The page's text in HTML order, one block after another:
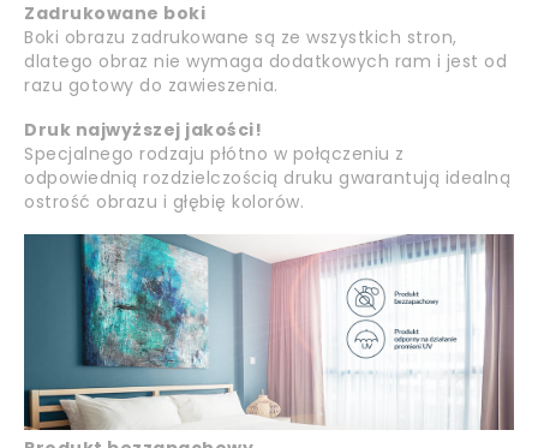
Zadrukowane boki
Boki obrazu zadrukowane są ze wszystkich stron,
dlatego obraz nie wymaga dodatkowych ram i jest od
razu gotowy do zawieszenia.
Druk najwyższej jakości!
Specjalnego rodzaju płótno w połączeniu z
odpowiednią rozdzielczością druku gwarantują idealną
ostrość obrazu i głębię kolorów.